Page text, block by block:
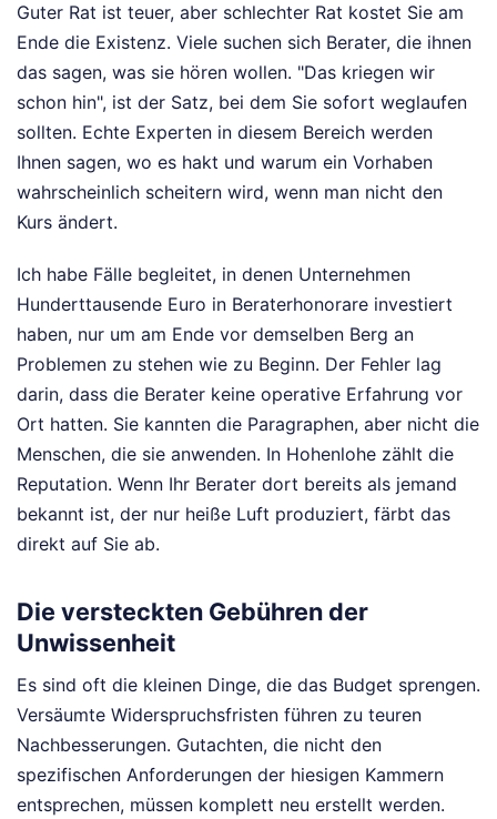
Guter Rat ist teuer, aber schlechter Rat kostet Sie am
Ende die Existenz. Viele suchen sich Berater, die ihnen
das sagen, was sie hören wollen. "Das kriegen wir
schon hin", ist der Satz, bei dem Sie sofort weglaufen
sollten. Echte Experten in diesem Bereich werden
Ihnen sagen, wo es hakt und warum ein Vorhaben
wahrscheinlich scheitern wird, wenn man nicht den
Kurs ändert.
Ich habe Fälle begleitet, in denen Unternehmen
Hunderttausende Euro in Beraterhonorare investiert
haben, nur um am Ende vor demselben Berg an
Problemen zu stehen wie zu Beginn. Der Fehler lag
darin, dass die Berater keine operative Erfahrung vor
Ort hatten. Sie kannten die Paragraphen, aber nicht die
Menschen, die sie anwenden. In Hohenlohe zählt die
Reputation. Wenn Ihr Berater dort bereits als jemand
bekannt ist, der nur heiße Luft produziert, färbt das
direkt auf Sie ab.
Die versteckten Gebühren der
Unwissenheit
Es sind oft die kleinen Dinge, die das Budget sprengen.
Versäumte Widerspruchsfristen führen zu teuren
Nachbesserungen. Gutachten, die nicht den
spezifischen Anforderungen der hiesigen Kammern
entsprechen, müssen komplett neu erstellt werden.